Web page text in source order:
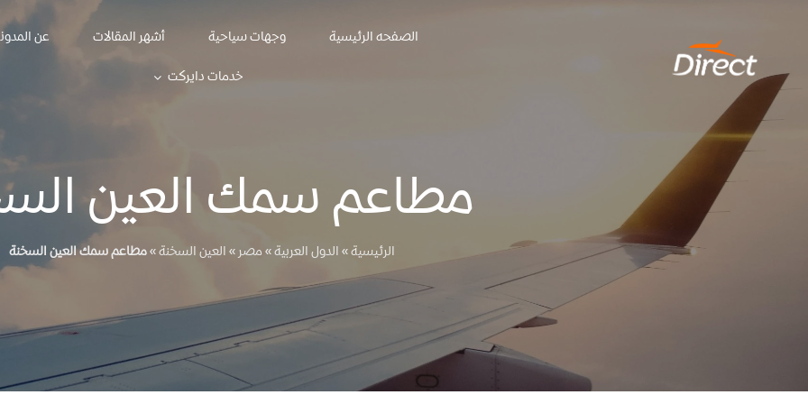
content
الصفحه الرئيسية وجهات سياحية أشهر المقالات
عن
خدمات دايركت
مطاعم سمك العين
الرئيسية»الدول العربية»مصر»العين السخنة»مطاعم سمك العين السخنة